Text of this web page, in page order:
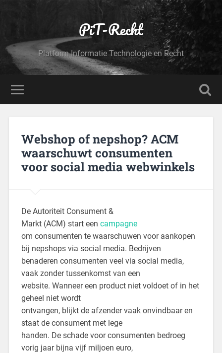
PiT-Recht
Platform Informatie Technologie en Recht
Webshop of nepshop? ACM
waarschuwt consumenten
voor social media webwinkels
De Autoriteit Consument &
Markt (ACM) start een campagne
om consumenten te waarschuwen voor aankopen
bij nepshops via social media. Bedrijven
benaderen consumenten veel via social media,
vaak zonder tussenkomst van een
website. Wanneer een product niet voldoet of in het
geheel niet wordt
ontvangen, blijkt de afzender vaak onvindbaar en
staat de consument met lege
handen. De schade voor consumenten bedroeg
vorig jaar bijna vijf miljoen euro,